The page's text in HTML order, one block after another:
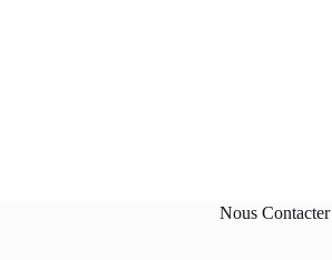
Nous Contacter